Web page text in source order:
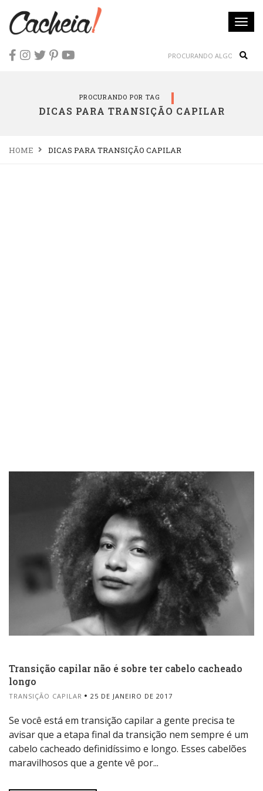
PROCURANDO POR TAG
DICAS PARA TRANSIÇÃO CAPILAR
HOME DICAS PARA TRANSIÇÃO CAPILAR
Transição capilar não é sobre ter cabelo cacheado
longo
TRANSIÇÃO CAPILAR 25 DE JANEIRO DE 2017
Se você está em transição capilar a gente precisa te
avisar que a etapa final da transição nem sempre é um
cabelo cacheado definidíssimo e longo. Esses cabelões
maravilhosos que a gente vê por...